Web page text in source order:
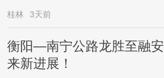
桂林 3天前
衡阳—南宁公路龙胜至融
来新进展！